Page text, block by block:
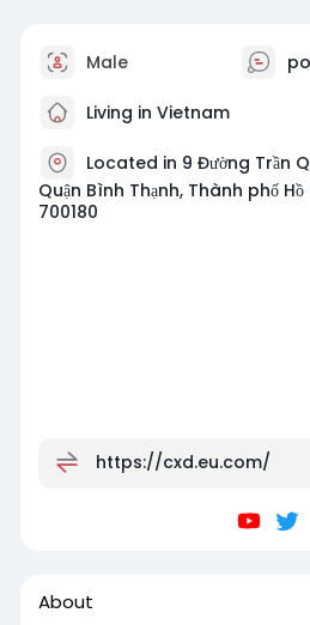
Male
Living in Vietnam
Located in 9 Đường Trần
Quận Bình Thạnh, Thành phố
700180
https://cxd.eu.com/
About